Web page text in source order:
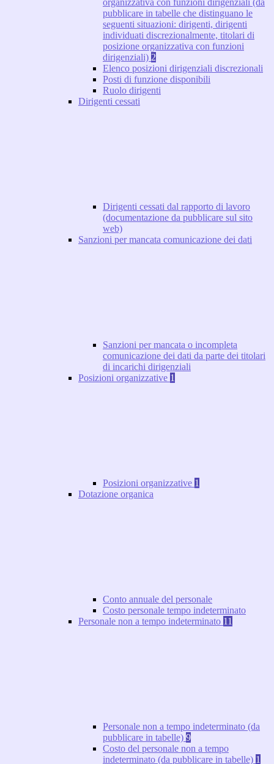
organizzativa con funzioni dirigenziali (da
pubblicare in tabelle che distinguano le
seguenti situazioni: dirigenti, dirigenti
individuati discrezionalmente, titolari di
posizione organizzativa con funzioni
dirigenziali) 2
Elenco posizioni dirigenziali discrezionali
Posti di funzione disponibili
Ruolo dirigenti
Dirigenti cessati
Dirigenti cessati dal rapporto di lavoro
(documentazione da pubblicare sul sito
web)
Sanzioni per mancata comunicazione dei dati
Sanzioni per mancata o incompleta
comunicazione dei dati da parte dei titolari
di incarichi dirigenziali
Posizioni organizzative 1
Posizioni organizzative 1
Dotazione organica
Conto annuale del personale
Costo personale tempo indeterminato
Personale non a tempo indeterminato 11
Personale non a tempo indeterminato (da
pubblicare in tabelle) 9
Costo del personale non a tempo
indeterminato (da pubblicare in tabelle) 1